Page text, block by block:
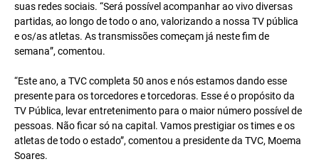
suas redes sociais. “Será possível acompanhar ao vivo diversas
partidas, ao longo de todo o ano, valorizando a nossa TV pública
e os/as atletas. As transmissões começam já neste fim de
semana”, comentou.
“Este ano, a TVC completa 50 anos e nós estamos dando esse
presente para os torcedores e torcedoras. Esse é o propósito da
TV Pública, levar entretenimento para o maior número possível de
pessoas. Não ficar só na capital. Vamos prestigiar os times e os
atletas de todo o estado”, comentou a presidente da TVC, Moema
Soares.